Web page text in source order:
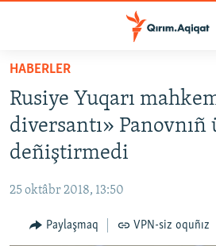
Esas
qaytmaq
Baş
navigatsiyağa
qaytmaq
Qıdıruvğa
SİYASET
İQTİSADİYAT
MEDENİYET
İNSAN AQLARI
HABERLER
Rusiye Yuqarı
diversantı»
deñiştirmedi
25 oktâbr 2018, 13:50
Paylaşmaq VPN-siz oquñız